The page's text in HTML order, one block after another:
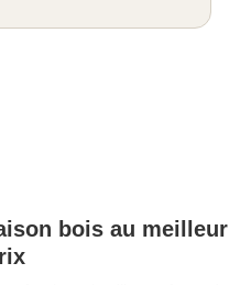
bois au meilleur